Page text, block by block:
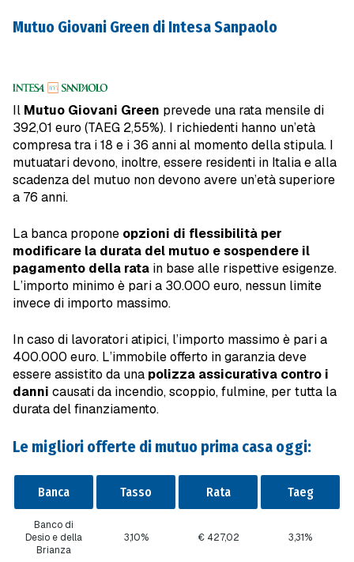
Mutuo Giovani Green di Intesa Sanpaolo
Il Mutuo Giovani Green prevede una rata mensile di
392,01 euro (TAEG 2,55%). I richiedenti hanno un’età
compresa tra i 18 e i 36 anni al momento della stipula. I
mutuatari devono, inoltre, essere residenti in Italia e alla
scadenza del mutuo non devono avere un’età superiore
a 76 anni.
La banca propone opzioni di flessibilità per
modificare la durata del mutuo e sospendere il
pagamento della rata in base alle rispettive esigenze.
L’importo minimo è pari a 30.000 euro, nessun limite
invece di importo massimo.
In caso di lavoratori atipici, l’importo massimo è pari a
400.000 euro. L’immobile offerto in garanzia deve
essere assistito da una polizza assicurativa contro i
danni causati da incendio, scoppio, fulmine, per tutta la
durata del finanziamento.
Le migliori offerte di mutuo prima casa oggi:
Banca Tasso Rata Taeg
Banco di
Desio e della
Brianza
3,10% € 427,02 3,31%